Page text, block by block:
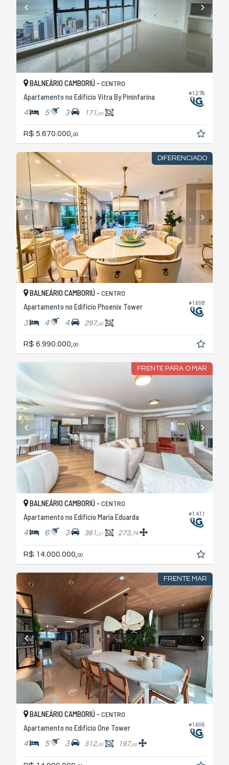
#1.276
BALNEÁRIO CAMBORIÚ - CENTRO
Apartamento no Edifício Vitra By Pininfarina
4 5 3 171,00
R$ 5.670.000, 00
DIFERENCIADO
#1.698
BALNEÁRIO CAMBORIÚ - CENTRO
Apartamento no Edifício Phoenix Tower
3 4 4 297,00
R$ 6.990.000, 00
FRENTE PARA O MAR
#1.411
BALNEÁRIO CAMBORIÚ - CENTRO
Apartamento no Edifício Maria Eduarda
4 6 3 361,01 273,74
R$ 14.000.000, 00
FRENTE MAR
#1.696
BALNEÁRIO CAMBORIÚ - CENTRO
Apartamento no Edifício One Tower
4 5 3 312,00 197,00